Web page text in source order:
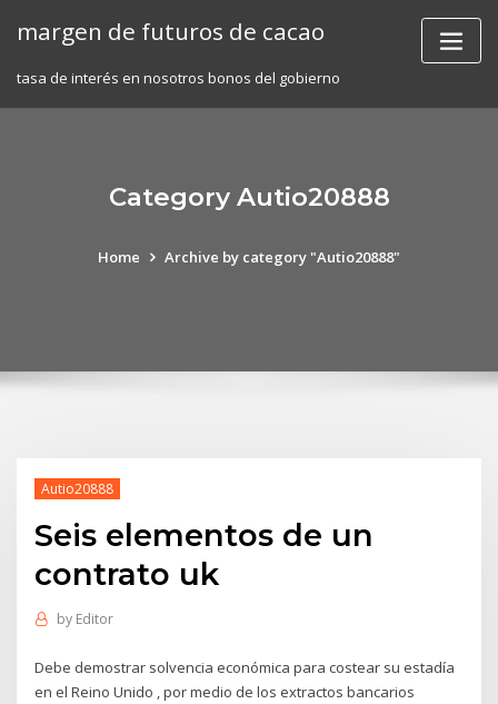
margen de futuros de cacao
tasa de interés en nosotros bonos del gobierno
Category Autio20888
Home Archive by category "Autio20888"
Autio20888
Seis elementos de un
contrato uk
by Editor
Debe demostrar solvencia económica para costear su estadía
en el Reino Unido , por medio de los extractos bancarios